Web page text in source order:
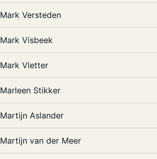
Mark Versteden
Mark Visbeek
Mark Vletter
Marleen Stikker
Martijn Aslander
Martijn van der Meer